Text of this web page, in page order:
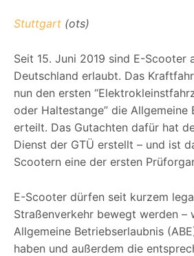
Stuttgart (ots)
Seit 15. Juni 2019 sind E-Scooter
Deutschland erlaubt. Das
nun den ersten
oder Haltestange” die Allgemeine
erteilt. Das Gutachten dafür hat
Dienst der GTÜ erstellt – und ist
Scootern eine der ersten
E-Scooter dürfen seit kurzem
Straßenverkehr bewegt werden –
Allgemeine Betriebserlaubnis
haben und außerdem die